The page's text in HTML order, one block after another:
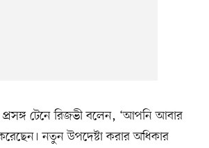
টেনে রিজভী বলেন, ‘আপনি আবার
নতুন উপদেষ্টা করার অধিকার